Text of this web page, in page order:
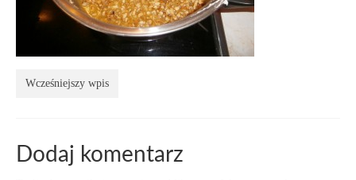
Wcześniejszy wpis
Dodaj komentarz